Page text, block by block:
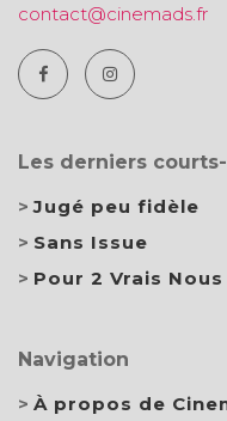
contact@cinemads.fr
Les derniers
Jugé peu fidèle
Sans Issue
Pour 2 Vrais Nous
Navigation
À propos de